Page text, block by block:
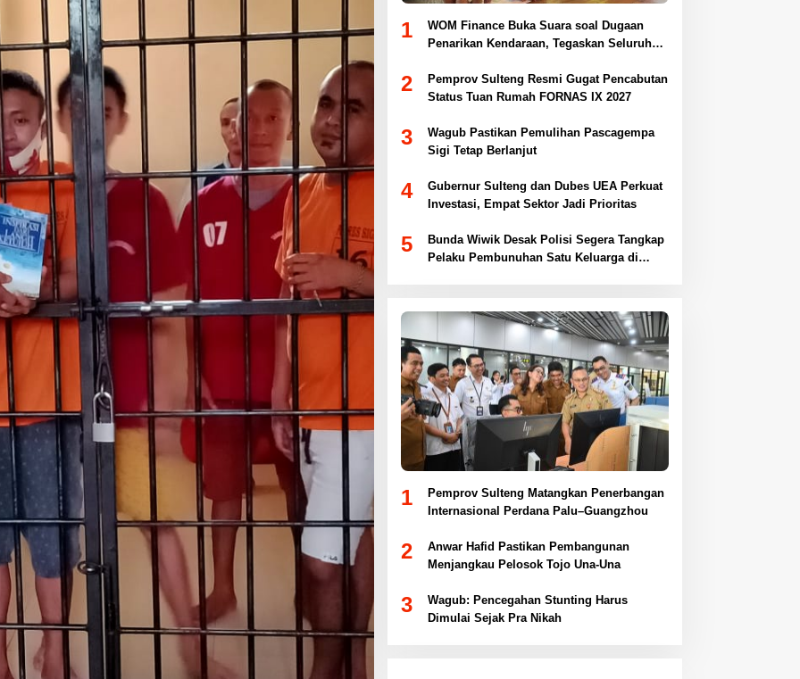
1
WOM Finance Buka Suara soal Dugaan
Penarikan Kendaraan, Tegaskan Seluruh
2
Pemprov Sulteng Resmi Gugat Pencabutan
Status Tuan Rumah FORNAS IX 2027
3
Wagub Pastikan Pemulihan Pascagempa
Sigi Tetap Berlanjut
4
Gubernur Sulteng dan Dubes UEA Perkuat
Investasi, Empat Sektor Jadi Prioritas
5
Bunda Wiwik Desak Polisi Segera Tangkap
Pelaku Pembunuhan Satu Keluarga di
1
Pemprov Sulteng Matangkan Penerbangan
Internasional Perdana Palu–Guangzhou
2
Anwar Hafid Pastikan Pembangunan
Menjangkau Pelosok Tojo Una-Una
3
Wagub: Pencegahan Stunting Harus
Dimulai Sejak Pra Nikah